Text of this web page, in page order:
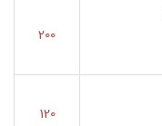
200
120